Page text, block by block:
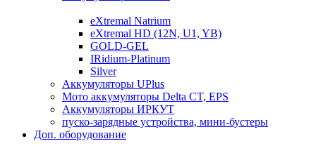
eXtremal Natrium
eXtremal HD (12N, U1, YB)
GOLD-GEL
IRidium-Platinum
Silver
Аккумуляторы UPlus
Мото аккумуляторы Delta CT, EPS
Аккумуляторы ИРКУТ
пуско-зарядные устройства, мини-бустеры
Доп. оборудование